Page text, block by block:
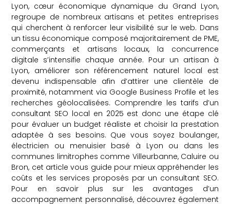
Lyon, cœur économique dynamique du Grand Lyon,
regroupe de nombreux artisans et petites entreprises
qui cherchent à renforcer leur visibilité sur le web. Dans
un tissu économique composé majoritairement de PME,
commerçants et artisans locaux, la concurrence
digitale s’intensifie chaque année. Pour un artisan à
Lyon, améliorer son référencement naturel local est
devenu indispensable afin d’attirer une clientèle de
proximité, notamment via Google Business Profile et les
recherches géolocalisées. Comprendre les tarifs d’un
consultant SEO local en 2025 est donc une étape clé
pour évaluer un budget réaliste et choisir la prestation
adaptée à ses besoins. Que vous soyez boulanger,
électricien ou menuisier basé à Lyon ou dans les
communes limitrophes comme Villeurbanne, Caluire ou
Bron, cet article vous guide pour mieux appréhender les
coûts et les services proposés par un consultant SEO.
Pour en savoir plus sur les avantages d’un
accompagnement personnalisé, découvrez également